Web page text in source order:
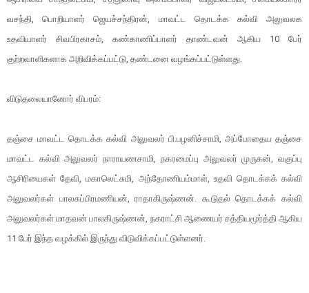
வசந்தி, பொறியாளர் ஜெயச்சந்திரன், மாவட்ட தொடக்க கல்வி அலுவலக
உதவியாளர் சிவபிரகாசம், கண்காணிப்பாளர் தாண்டவன் ஆகிய 10 பேர்
குற்றவாளிகளாக அறிவிக்கப்பட்டு, தண்டனை வழங்கப்பட்டுள்ளது.
விடுதலையானோர் விபரம்:
தஞ்சை மாவட்ட தொடக்க கல்வி அலுவலர் பி.பழனிச்சாமி, அப்போதைய தஞ்சை
மாவட்ட கல்வி அலுவலர் நாராயணசாமி, நகரமைப்பு அலுவலர் முருகன், வகுப்பு
ஆசிரியைகள் தேவி, மகாலெட்சுமி, அந்தோணியம்மாள், உதவி தொடக்கக் கல்வி
அலுவலர்கள் பாலசுப்பிரமணியன், ராதாகிருஷ்ணன். கூடுதல் தொடக்கக் கல்வி
அலுவலர்கள் மாதவன் பாலகிருஷ்ணன், நகராட்சி ஆணையர் சத்தியமூர்த்தி ஆகிய
11 பேர் இந்த வழக்கில் இருந்து விடுவிக்கப்பட்டுள்ளனர்.